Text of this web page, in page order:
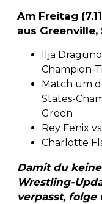
Am Freitag
aus
Ilja
Champion-
Match um
States-
Green
Rey Fenix
Charlotte
Damit du
Wrestling-
verpasst,